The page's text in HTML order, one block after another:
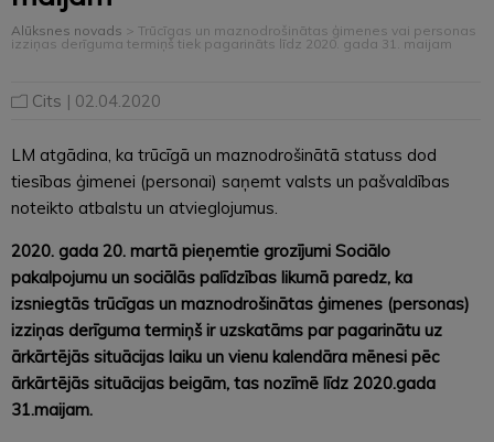
Alūksnes novads > Trūcīgas un maznodrošinātas ģimenes vai personas
izziņas derīguma termiņš tiek pagarināts līdz 2020. gada 31. maijam
Cits | 02.04.2020
LM atgādina, ka trūcīgā un maznodrošinātā statuss dod
tiesības ģimenei (personai) saņemt valsts un pašvaldības
noteikto atbalstu un atvieglojumus.
2020. gada 20. martā pieņemtie grozījumi Sociālo
pakalpojumu un sociālās palīdzības likumā paredz, ka
izsniegtās trūcīgas un maznodrošinātas ģimenes (personas)
izziņas derīguma termiņš ir uzskatāms par pagarinātu uz
ārkārtējās situācijas laiku un vienu kalendāra mēnesi pēc
ārkārtējās situācijas beigām, tas nozīmē līdz 2020.gada
31.maijam.